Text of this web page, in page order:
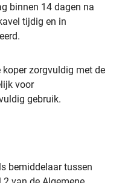
binnen 14 dagen na
tijdig en in
zorgvuldig met de
voor
gebruik.
bemiddelaar tussen